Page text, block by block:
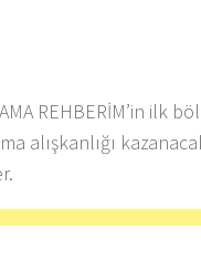
REHBERİM’in ilk
alışkanlığı